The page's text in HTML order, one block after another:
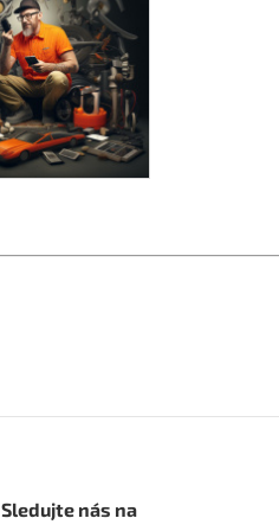
Sledujte nás na